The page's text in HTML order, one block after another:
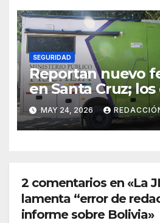
SEGURIDAD
Reportan nuevo
en Santa Cruz; los
elevan a 33 en el
MAY 24, 2026
2 comentarios en «La
lamenta “error de
informe sobre Bolivia»